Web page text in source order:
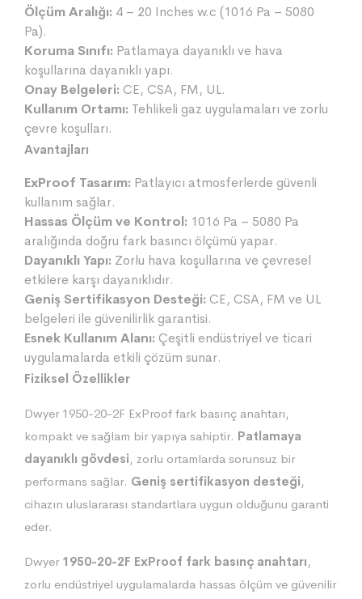
Ölçüm Aralığı: 4 – 20 Inches w.c (1016 Pa – 5080
Pa).
Koruma Sınıfı: Patlamaya dayanıklı ve hava
koşullarına dayanıklı yapı.
Onay Belgeleri: CE, CSA, FM, UL.
Kullanım Ortamı: Tehlikeli gaz uygulamaları ve zorlu
çevre koşulları.
Avantajları
ExProof Tasarım: Patlayıcı atmosferlerde güvenli
kullanım sağlar.
Hassas Ölçüm ve Kontrol: 1016 Pa – 5080 Pa
aralığında doğru fark basıncı ölçümü yapar.
Dayanıklı Yapı: Zorlu hava koşullarına ve çevresel
etkilere karşı dayanıklıdır.
Geniş Sertifikasyon Desteği: CE, CSA, FM ve UL
belgeleri ile güvenilirlik garantisi.
Esnek Kullanım Alanı: Çeşitli endüstriyel ve ticari
uygulamalarda etkili çözüm sunar.
Fiziksel Özellikler
Dwyer 1950-20-2F ExProof fark basınç anahtarı,
kompakt ve sağlam bir yapıya sahiptir. Patlamaya
dayanıklı gövdesi, zorlu ortamlarda sorunsuz bir
performans sağlar. Geniş sertifikasyon desteği,
cihazın uluslararası standartlara uygun olduğunu garanti
eder.
Dwyer 1950-20-2F ExProof fark basınç anahtarı,
zorlu endüstriyel uygulamalarda hassas ölçüm ve güvenilir